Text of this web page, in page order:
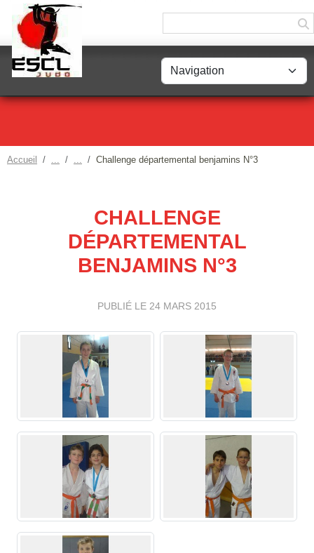
Accueil Challenge départemental benjamins N°3
CHALLENGE
DÉPARTEMENTAL
BENJAMINS N°3
PUBLIÉ LE 24 MARS 2015
Panneau de gestion des cookies